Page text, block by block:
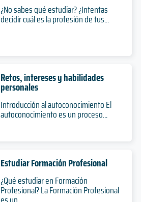
¿No sabes qué estudiar? ¿Intentas
decidir cuál es la profesión de tus...
Retos, intereses y habilidades
personales
Introducción al autoconocimiento El
autoconocimiento es un proceso...
Estudiar Formación Profesional
¿Qué estudiar en Formación
Profesional? La Formación Profesional